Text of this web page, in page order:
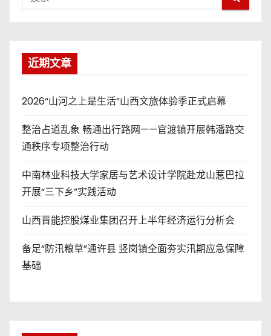
近期文章
2026“山河之上是生活”山西文旅体验季正式启幕
整治占道乱象 畅通出行路网——官渡镇开展韩潘路交
通秩序专项整治行动
中南林业科技大学家居与艺术设计学院赴龙山惹巴拉
开展“三下乡”实践活动
山西晋能控股煤业集团召开上半年经济运行分析会
备足“防汛粮草”通许县 竖岗镇全面夯实汛期应急保障
基础